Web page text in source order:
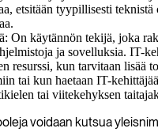
etsitään tyypillisesti teknistä
On käytännön tekijä, joka
ja sovelluksia. IT-
resurssi, kun tarvitaan lisää
tai kun haetaan IT-
tai viitekehyksen
voidaan kutsua